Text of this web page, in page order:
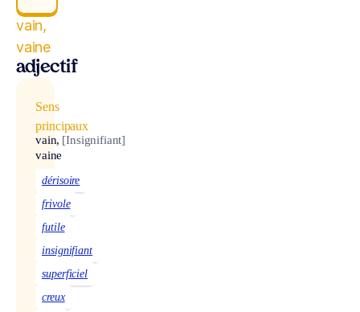
vain,
vaine
adjectif
Sens
principaux
vain,
vaine
[Insignifiant]
dérisoire
frivole
futile
insignifiant
superficiel
creux